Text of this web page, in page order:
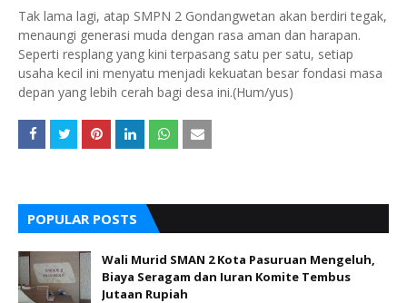
Tak lama lagi, atap SMPN 2 Gondangwetan akan berdiri tegak,
menaungi generasi muda dengan rasa aman dan harapan.
Seperti resplang yang kini terpasang satu per satu, setiap
usaha kecil ini menyatu menjadi kekuatan besar fondasi masa
depan yang lebih cerah bagi desa ini.(Hum/yus)
POPULAR POSTS
Wali Murid SMAN 2 Kota Pasuruan Mengeluh,
Biaya Seragam dan Iuran Komite Tembus
Jutaan Rupiah